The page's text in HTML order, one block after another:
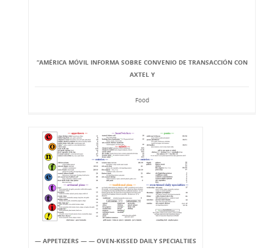
“AMÉRICA MÓVIL INFORMA SOBRE CONVENIO DE TRANSACCIÓN CON
AXTEL Y
Food
— APPETIZERS — — OVEN-KISSED DAILY SPECIALTIES